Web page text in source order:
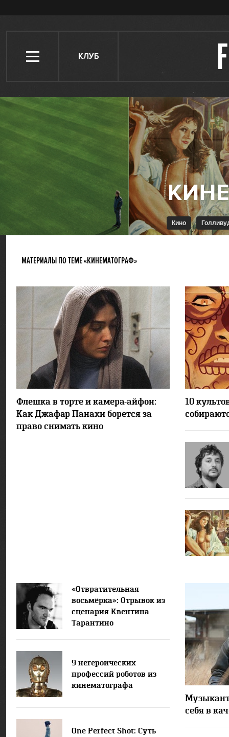
КЛУБ
Кино
МАТЕРИАЛЫ ПО ТЕМЕ «КИНЕМАТОГРАФ»
Флешка в торте и камера-айфон:
Как Джафар Панахи борется за
право снимать кино
10
«Отвратительная
восьмёрка»: Отрывок из
сценария Квентина
Тарантино
9 негероических
профессий роботов из
кинематографа
One Perfect Shot: Суть
себя в